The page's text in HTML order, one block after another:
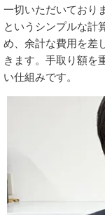
一切いただいており
というシンプルな計
め、余計な費用を差
きます。手取り額を
い仕組みです。